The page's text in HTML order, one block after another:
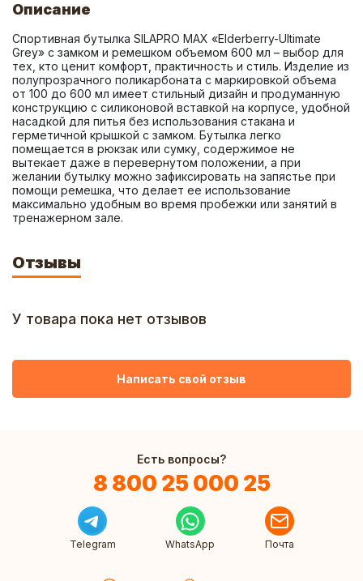
Описание
Спортивная бутылка SILAPRO MAX «Elderberry-Ultimate
Grey» с замком и ремешком объемом 600 мл – выбор для
тех, кто ценит комфорт, практичность и стиль. Изделие из
полупрозрачного поликарбоната с маркировкой объема
от 100 до 600 мл имеет стильный дизайн и продуманную
конструкцию с силиконовой вставкой на корпусе, удобной
насадкой для питья без использования стакана и
герметичной крышкой с замком. Бутылка легко
помещается в рюкзак или сумку, содержимое не
вытекает даже в перевернутом положении, а при
желании бутылку можно зафиксировать на запястье при
помощи ремешка, что делает ее использование
максимально удобным во время пробежки или занятий в
тренажерном зале.
Отзывы
У товара пока нет отзывов
Написать свой отзыв
Есть вопросы?
8 800 25 000 25
Telegram WhatsApp Почта